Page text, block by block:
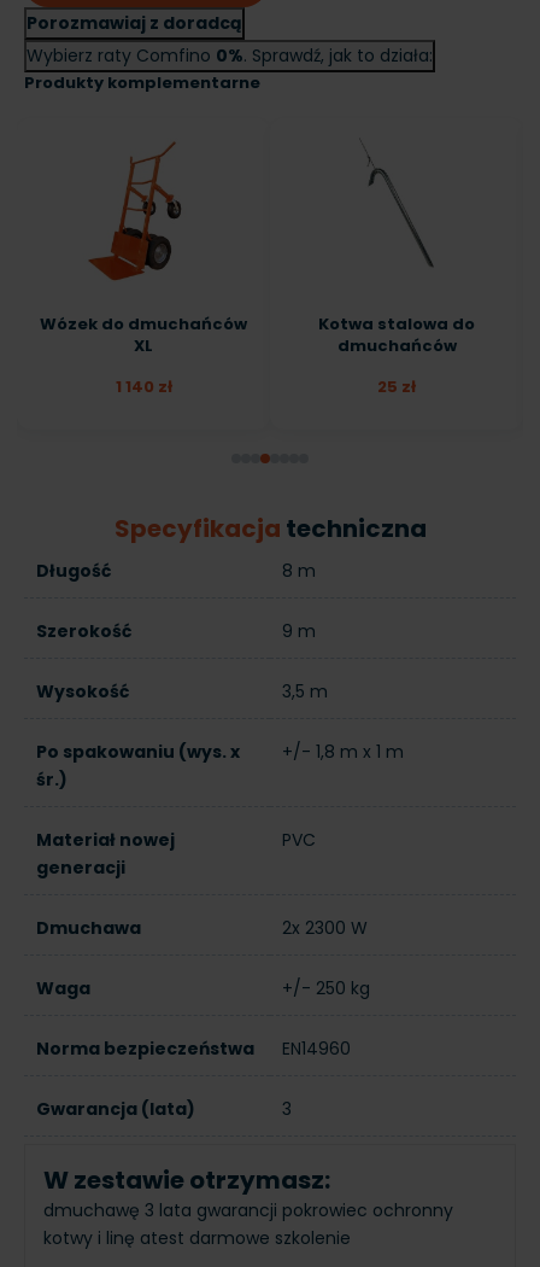
Porozmawiaj z doradcą
Wybierz raty Comfino 0%. Sprawdź, jak to działa:
Produkty komplementarne
Wózek do dmuchańców
XL
1 140 zł
Kotwa stalowa do
dmuchańców
25 zł
Specyfikacja techniczna
Długość 8 m
Szerokość 9 m
Wysokość 3,5 m
Po spakowaniu (wys. x
śr.)
+/- 1,8 m x 1 m
Materiał nowej
generacji
PVC
Dmuchawa 2x 2300 W
Waga +/- 250 kg
Norma bezpieczeństwa EN14960
Gwarancja (lata) 3
W zestawie otrzymasz:
dmuchawę 3 lata gwarancji pokrowiec ochronny
kotwy i linę atest darmowe szkolenie